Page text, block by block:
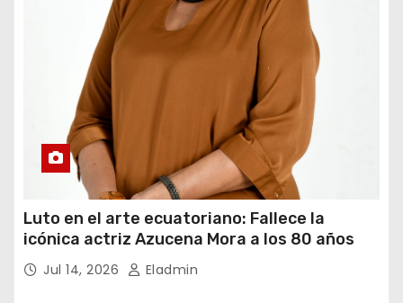
Luto en el arte ecuatoriano: Fallece la
icónica actriz Azucena Mora a los 80 años
Jul 14, 2026 Eladmin